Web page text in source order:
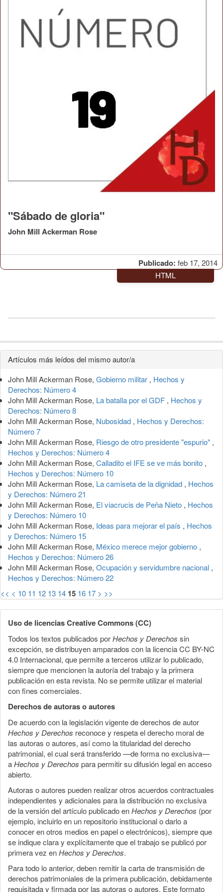
Publicado: feb 17, 2014
"Sábado de gloria"
John Mill Ackerman Rose
HTML
Detalles
del
artículo
Artículos más leídos del mismo autor/a
John Mill Ackerman Rose, Gobierno militar , Hechos y
Derechos: Número 4
John Mill Ackerman Rose, La batalla por el GDF , Hechos y
Derechos: Número 8
John Mill Ackerman Rose, Nubosidad , Hechos y Derechos:
Número 7
John Mill Ackerman Rose, Riesgo de otro presidente "espurio" ,
Hechos y Derechos: Número 4
John Mill Ackerman Rose, Calladito el IFE se ve más bonito ,
Hechos y Derechos: Número 10
John Mill Ackerman Rose, La camiseta de la dignidad , Hechos
y Derechos: Número 21
John Mill Ackerman Rose, El viacrucis de Peña Nieto , Hechos
y Derechos: Número 10
John Mill Ackerman Rose, Ideas para mejorar el país , Hechos
y Derechos: Número 15
John Mill Ackerman Rose, México merece mejor gobierno ,
Hechos y Derechos: Número 26
John Mill Ackerman Rose, Ocupación y servidumbre nacional ,
Hechos y Derechos: Número 22
<< < 10 11 12 13 14 15 16 17 > >>
Uso de licencias Creative Commons (CC)
Todos los textos publicados porHechos y Derechos sin
excepción, se distribuyen amparados con la licencia CC BY-NC
4.0 Internacional, que permite a terceros utilizar lo publicado,
siempre que mencionen la autoría del trabajo y la primera
publicación en esta revista. No se permite utilizar el material
con fines comerciales.
Derechos de autoras o autores
De acuerdo con la legislación vigente de derechos de autor
Hechos y Derechos reconoce y respeta el derecho moral de
las autoras o autores, así como la titularidad del derecho
patrimonial, el cual será transferido —de forma no exclusiva—
aHechos y Derechos para permitir su difusión legal en acceso
abierto.
Autoras o autores pueden realizar otros acuerdos contractuales
independientes y adicionales para la distribución no exclusiva
de la versión del artículo publicado enHechos y Derechos (por
ejemplo, incluirlo en un repositorio institucional o darlo a
conocer en otros medios en papel o electrónicos), siempre que
se indique clara y explícitamente que el trabajo se publicó por
primera vez enHechos y Derechos.
Para todo lo anterior, deben remitir la carta de transmisión de
derechos patrimoniales de la primera publicación, debidamente
requisitada y firmada por las autoras o autores. Este formato